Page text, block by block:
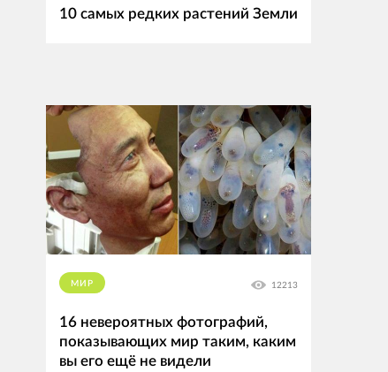
10 самых редких растений Земли
МИР 12213
16 невероятных фотографий,
показывающих мир таким, каким
вы его ещё не видели